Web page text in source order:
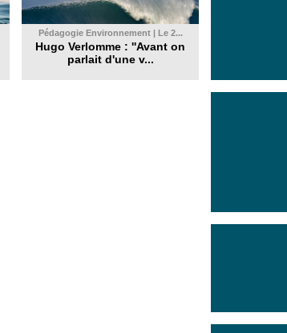
Pédagogie Environnement | Le 2...
Hugo Verlomme : ''Avant on
parlait d'une v...